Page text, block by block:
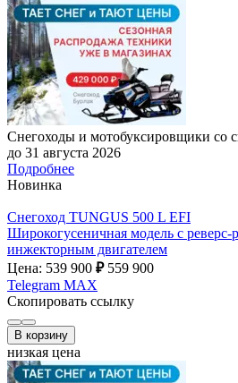
Снегоходы и мотобуксировщики со
до 31 августа 2026
Подробнее
Новинка
Снегоход TUNGUS 500 L EFI
Широкогусеничная модель с реверс-
инжекторным двигателем
Цена: 539 900 ₽ 559 900
Telegram MAX
Скопировать ссылку
В корзину
низкая цена